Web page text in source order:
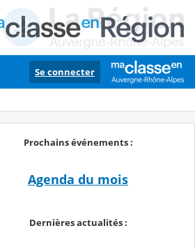
Se connecter
Prochains événements :
Agenda du mois
Dernières actualités :